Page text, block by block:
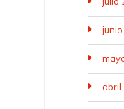
abril